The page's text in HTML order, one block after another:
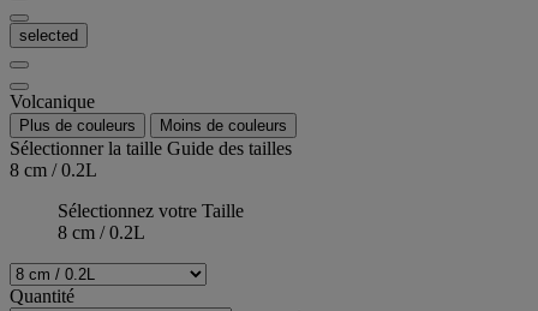
selected
Volcanique
Plus de couleurs Moins de couleurs
Sélectionner la taille Guide des tailles
8 cm / 0.2L
Sélectionnez votre Taille
8 cm / 0.2L
Quantité